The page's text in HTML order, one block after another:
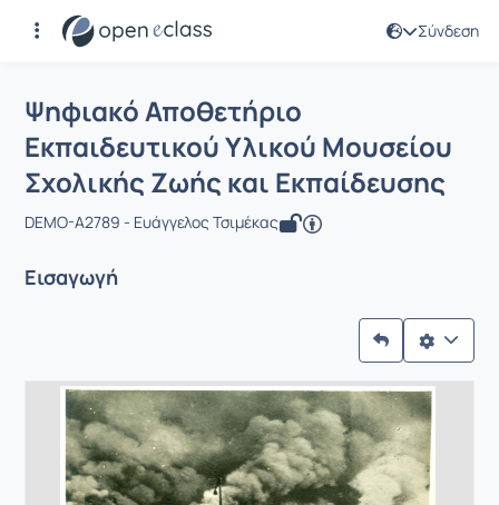
Σύνδεση
Μάθημα : Ψηφιακό Αποθετήριο
Ψηφιακό Αποθετήριο
Εκπαιδευτικού Υλικού Μουσείου
Σχολικής Ζωής και Εκπαίδευσης
DEMO-A2789 - Ευάγγελος Τσιμέκας
Εισαγωγή